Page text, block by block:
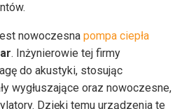
nowoczesna pompa ciepła
. Inżynierowie tej firmy
do akustyki, stosując
wygłuszające oraz nowoczesne,
Dzięki temu urządzenia te